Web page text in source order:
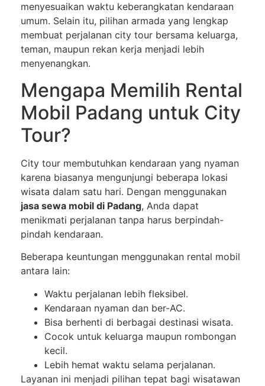
menyesuaikan waktu keberangkatan kendaraan
umum. Selain itu, pilihan armada yang lengkap
membuat perjalanan city tour bersama keluarga,
teman, maupun rekan kerja menjadi lebih
menyenangkan.
Mengapa Memilih Rental
Mobil Padang untuk City
Tour?
City tour membutuhkan kendaraan yang nyaman
karena biasanya mengunjungi beberapa lokasi
wisata dalam satu hari. Dengan menggunakan
jasa sewa mobil di Padang, Anda dapat
menikmati perjalanan tanpa harus berpindah-
pindah kendaraan.
Beberapa keuntungan menggunakan rental mobil
antara lain:
Waktu perjalanan lebih fleksibel.
Kendaraan nyaman dan ber-AC.
Bisa berhenti di berbagai destinasi wisata.
Cocok untuk keluarga maupun rombongan
kecil.
Lebih hemat waktu selama perjalanan.
Layanan ini menjadi pilihan tepat bagi wisatawan